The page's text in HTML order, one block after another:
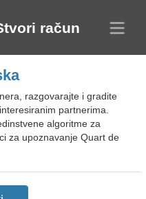
račun
razgovarajte i gradite
partnerima.
algoritme za
za upoznavanje Quart de